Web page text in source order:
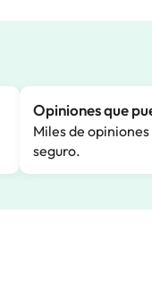
Opiniones que
Miles de
seguro.